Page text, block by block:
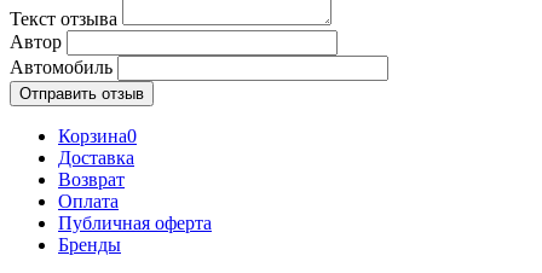
Текст отзыва
Автор
Автомобиль
Отправить отзыв
Корзина0
Доставка
Возврат
Оплата
Публичная оферта
Бренды